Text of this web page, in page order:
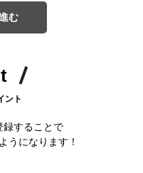
む
ント
録することで
うになります！